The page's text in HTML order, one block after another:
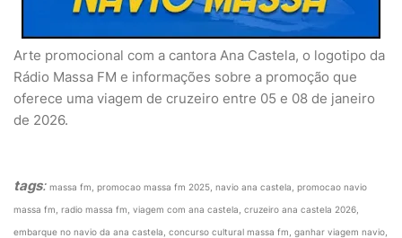
Arte promocional com a cantora Ana Castela, o logotipo da
Rádio Massa FM e informações sobre a promoção que
oferece uma viagem de cruzeiro entre 05 e 08 de janeiro
de 2026.
tags: massa fm, promocao massa fm 2025, navio ana castela, promocao navio
massa fm, radio massa fm, viagem com ana castela, cruzeiro ana castela 2026,
embarque no navio da ana castela, concurso cultural massa fm, ganhar viagem navio,